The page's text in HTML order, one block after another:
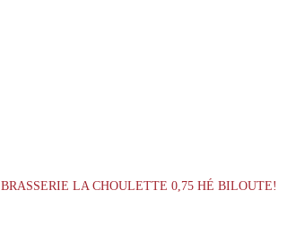
BRASSERIE LA CHOULETTE 0,75 HÉ BILOUTE!